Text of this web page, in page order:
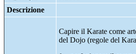
Descrizione
Capire il Karate come
del Dojo (regole del